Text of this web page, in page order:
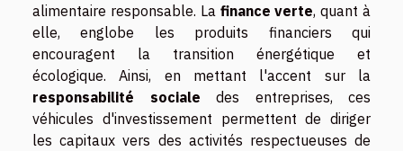
alimentaire responsable. La finance verte, quant à
elle, englobe les produits financiers qui
encouragent la transition énergétique et
écologique. Ainsi, en mettant l'accent sur la
responsabilité sociale des entreprises, ces
véhicules d'investissement permettent de diriger
les capitaux vers des activités respectueuses de